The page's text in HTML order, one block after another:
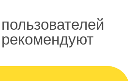
пользователей
рекомендуют